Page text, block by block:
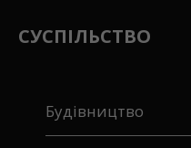
СУСПІЛЬСТВО
Будівництво